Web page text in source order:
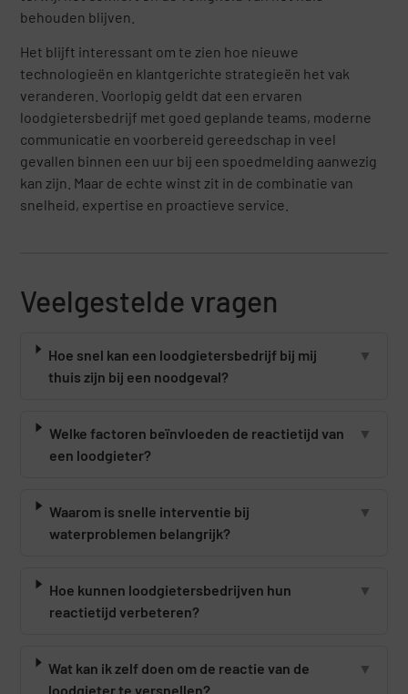
behouden blijven.
Het blijft interessant om te zien hoe nieuwe
technologieën en klantgerichte strategieën het vak
veranderen. Voorlopig geldt dat een ervaren
loodgietersbedrijf met goed geplande teams, moderne
communicatie en voorbereid gereedschap in veel
gevallen binnen een uur bij een spoedmelding aanwezig
kan zijn. Maar de echte winst zit in de combinatie van
snelheid, expertise en proactieve service.
Veelgestelde vragen
Hoe snel kan een loodgietersbedrijf bij mij
thuis zijn bij een noodgeval?
▼
Welke factoren beïnvloeden de reactietijd van
een loodgieter?
▼
Waarom is snelle interventie bij
waterproblemen belangrijk?
▼
Hoe kunnen loodgietersbedrijven hun
reactietijd verbeteren?
▼
Wat kan ik zelf doen om de reactie van de
loodgieter te versnellen?
▼